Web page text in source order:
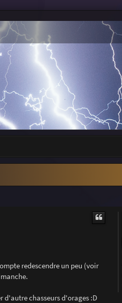
redescendre un peu (voir
d'autre chasseurs d'orages :D